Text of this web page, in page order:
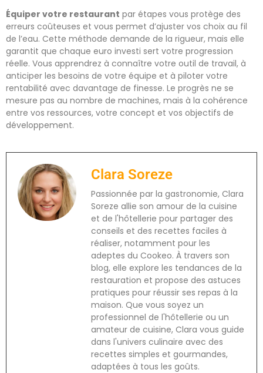
Équiper votre restaurant par étapes vous protège des
erreurs coûteuses et vous permet d’ajuster vos choix au fil
de l’eau. Cette méthode demande de la rigueur, mais elle
garantit que chaque euro investi sert votre progression
réelle. Vous apprendrez à connaître votre outil de travail, à
anticiper les besoins de votre équipe et à piloter votre
rentabilité avec davantage de finesse. Le progrès ne se
mesure pas au nombre de machines, mais à la cohérence
entre vos ressources, votre concept et vos objectifs de
développement.
Clara Soreze
Passionnée par la gastronomie, Clara
Soreze allie son amour de la cuisine
et de l'hôtellerie pour partager des
conseils et des recettes faciles à
réaliser, notamment pour les
adeptes du Cookeo. À travers son
blog, elle explore les tendances de la
restauration et propose des astuces
pratiques pour réussir ses repas à la
maison. Que vous soyez un
professionnel de l'hôtellerie ou un
amateur de cuisine, Clara vous guide
dans l'univers culinaire avec des
recettes simples et gourmandes,
adaptées à tous les goûts.